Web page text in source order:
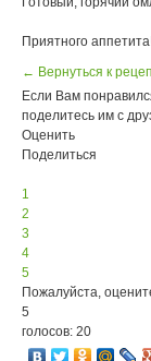
Приятного
← Вернуться к
Если Вам
поделитесь им с
Оценить
Поделиться
1
2
3
4
5
Пожалуйста,
5
голосов: 20